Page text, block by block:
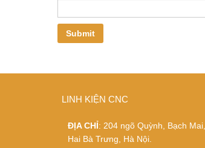
LINH KIỆN CNC
ĐỊA CHỈ: 204 ngõ Quỳnh, Bạch Mai,
Hai Bà Trưng, Hà Nội.